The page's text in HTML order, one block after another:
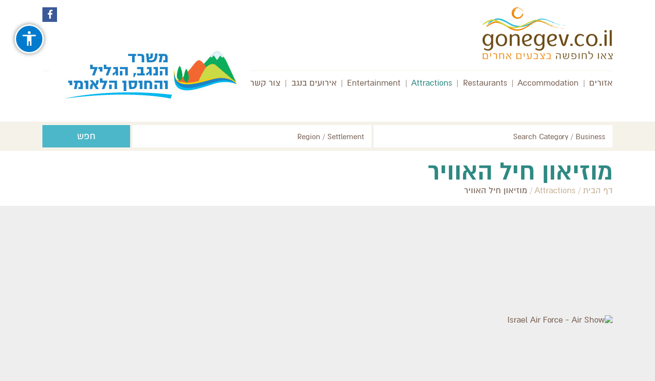
עקבו
אחרינו
ב-
Facebook
עקבו
Instagram
אזורים |
Accommodation
|
Restaurants
|
Attractions
|
Entertainment
| אירועים בנגב | צור קשר
Search Category / Business
Region / Settlement חפש
מוזיאון חיל האוויר
דף הבית /
Attractions
/ מוזיאון חיל האוויר